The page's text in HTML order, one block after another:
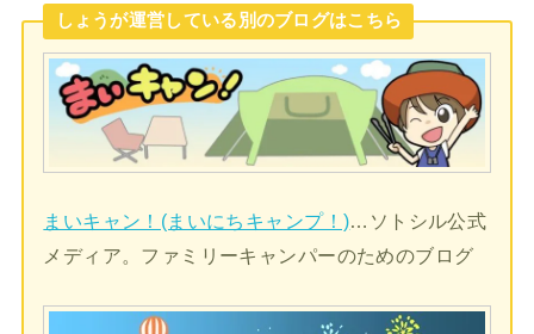
しょうが運営している別のブログはこちら
まいキャン！(まいにちキャンプ！)…ソトシル公式
メディア。ファミリーキャンパーのためのブログ